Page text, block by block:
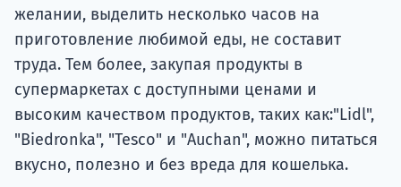
желании, выделить несколько часов на
приготовление любимой еды, не составит
труда. Тем более, закупая продукты в
супермаркетах с доступными ценами и
высоким качеством продуктов, таких как:"Lidl",
"Biedronka", "Tesco" и "Auchan", можно питаться
вкусно, полезно и без вреда для кошелька.